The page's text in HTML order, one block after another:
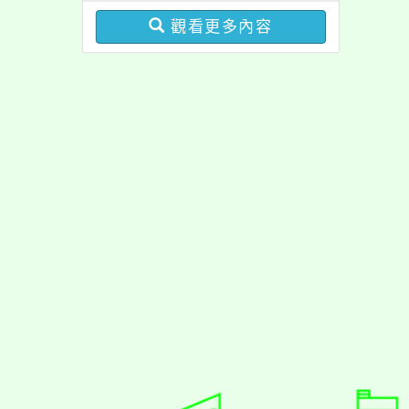
修正內容對照表
觀看更多內容
網站設計：